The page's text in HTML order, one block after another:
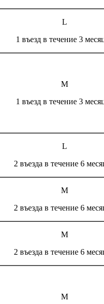
L
1 въезд в течение 3
М
1 въезд в течение 3
L
2 въезда в течение 6
М
2 въезда в течение 6
М
2 въезда в течение 6
M